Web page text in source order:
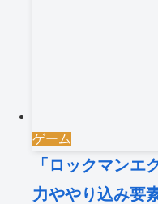
ゲーム
「ロックマンエ
力ややり込み要